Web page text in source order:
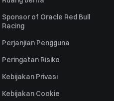
Sponsor of Oracle Red Bull
Racing
Perjanjian Pengguna
Peringatan Risiko
Kebijakan Privasi
Kebijakan Cookie